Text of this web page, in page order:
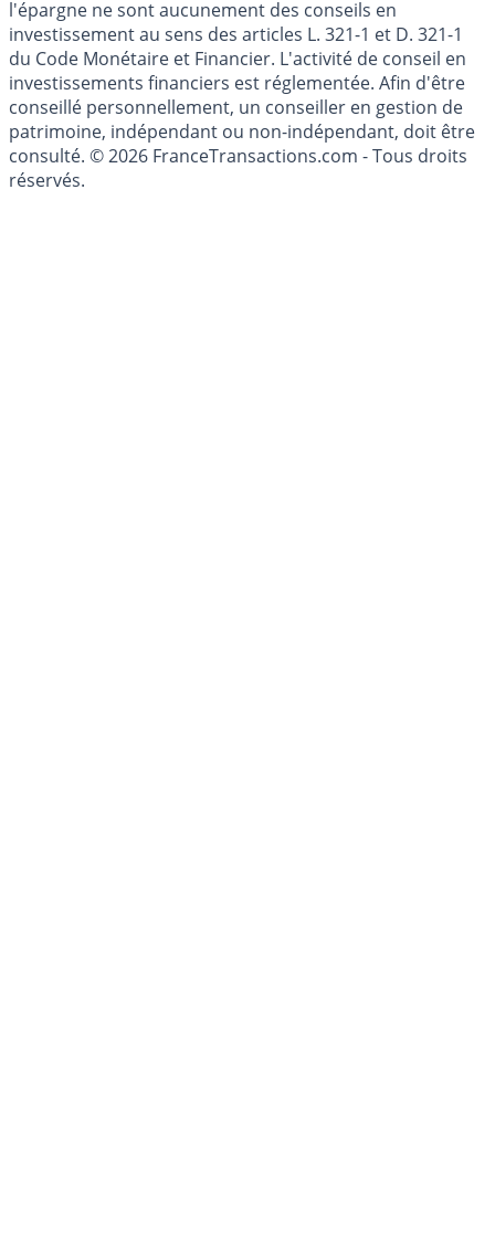
Les articles et commentaires publiés sur le guide de
l'épargne ne sont aucunement des conseils en
investissement au sens des articles L. 321-1 et D. 321-1
du Code Monétaire et Financier. L'activité de conseil en
investissements financiers est réglementée. Afin d'être
conseillé personnellement, un conseiller en gestion de
patrimoine, indépendant ou non-indépendant, doit être